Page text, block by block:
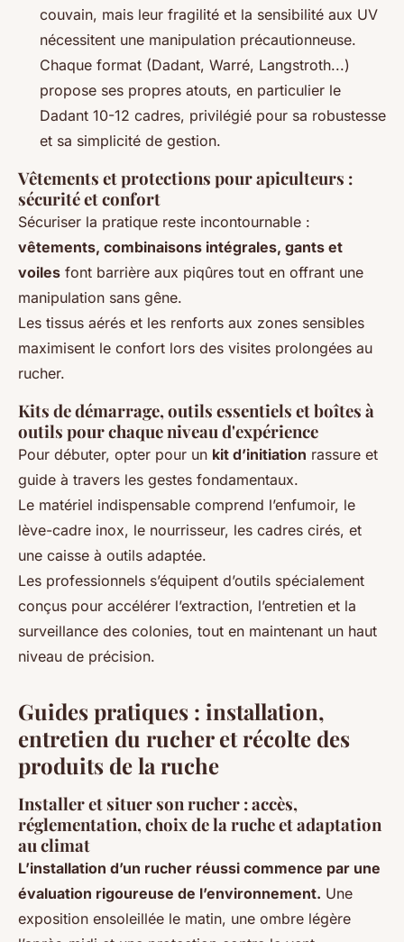
couvain, mais leur fragilité et la sensibilité aux UV
nécessitent une manipulation précautionneuse.
Chaque format (Dadant, Warré, Langstroth...)
propose ses propres atouts, en particulier le
Dadant 10-12 cadres, privilégié pour sa robustesse
et sa simplicité de gestion.
Vêtements et protections pour apiculteurs :
sécurité et confort
Sécuriser la pratique reste incontournable :
vêtements, combinaisons intégrales, gants et
voiles font barrière aux piqûres tout en offrant une
manipulation sans gêne.
Les tissus aérés et les renforts aux zones sensibles
maximisent le confort lors des visites prolongées au
rucher.
Kits de démarrage, outils essentiels et boîtes à
outils pour chaque niveau d'expérience
Pour débuter, opter pour un kit d’initiation rassure et
guide à travers les gestes fondamentaux.
Le matériel indispensable comprend l’enfumoir, le
lève-cadre inox, le nourrisseur, les cadres cirés, et
une caisse à outils adaptée.
Les professionnels s’équipent d’outils spécialement
conçus pour accélérer l’extraction, l’entretien et la
surveillance des colonies, tout en maintenant un haut
niveau de précision.
Guides pratiques : installation,
entretien du rucher et récolte des
produits de la ruche
Installer et situer son rucher : accès,
réglementation, choix de la ruche et adaptation
au climat
L’installation d’un rucher réussi commence par une
évaluation rigoureuse de l’environnement. Une
exposition ensoleillée le matin, une ombre légère